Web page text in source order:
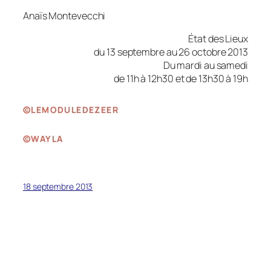
Anaïs Montevecchi
État des Lieux
du 13 septembre au 26 octobre 2013
Du mardi au samedi
de 11h à 12h30 et de 13h30 à 19h
©LEMODULEDEZEER
©WAYLA
18 septembre 2013